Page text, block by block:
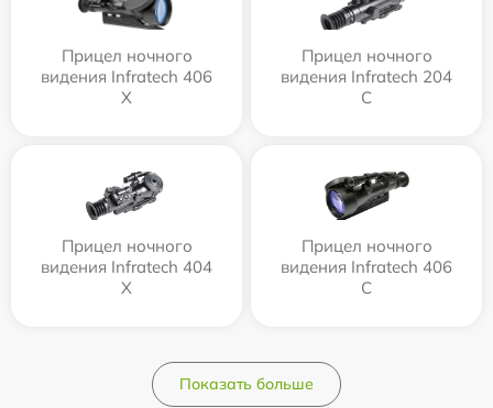
Прицел ночного
видения Infratech 406
Х
Прицел ночного
видения Infratech 204
С
Прицел ночного
видения Infratech 404
Х
Прицел ночного
видения Infratech 406
С
Показать больше